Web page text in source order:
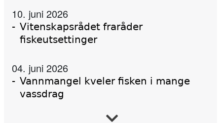
10. juni 2026
Vitenskapsrådet fraråder
fiskeutsettinger
04. juni 2026
Vannmangel kveler fisken i mange
vassdrag